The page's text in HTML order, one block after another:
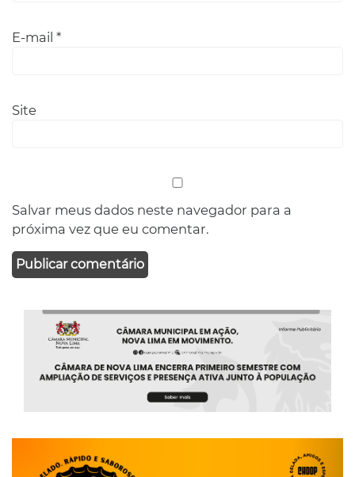
E-mail *
Site
Salvar meus dados neste navegador para a
próxima vez que eu comentar.